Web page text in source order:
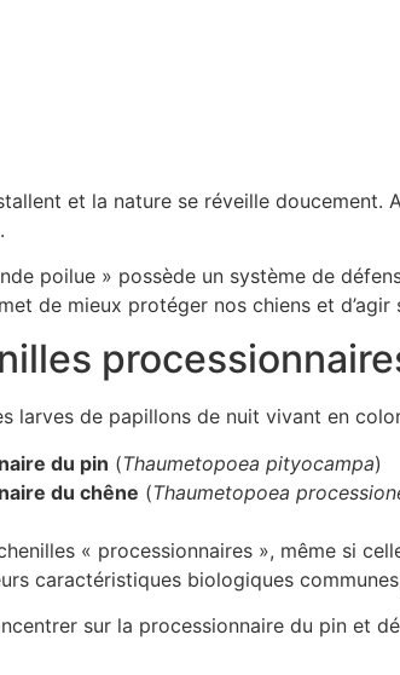
et la nature se réveille
poilue » possède un système de
de mieux protéger nos chiens et
larves de papillons de nuit vivant en
du pin (Thaumetopoea pityocampa)
du chêne (Thaumetopoea
« processionnaires », même si
caractéristiques biologiques
sur la processionnaire du pin et